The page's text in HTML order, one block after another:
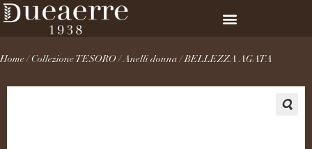
Home/ Collezione TESORO /Anelli donna / BELLEZZA AGATA